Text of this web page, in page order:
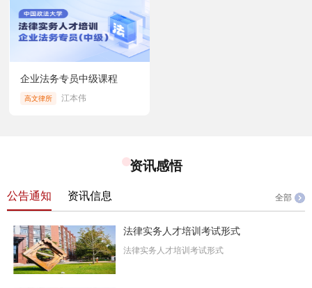
企业法务专员中级课程
高文律所 江本伟
资讯感悟
公告通知 资讯信息 全部
法律实务人才培训考试形式
法律实务人才培训考试形式